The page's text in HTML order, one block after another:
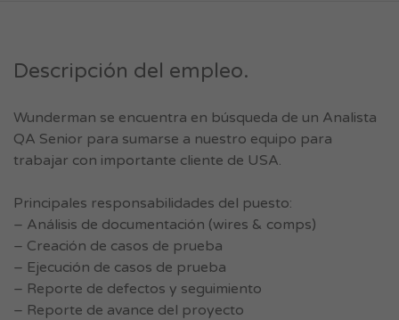
Descripción del empleo.
Wunderman se encuentra en búsqueda de un Analista
QA Senior para sumarse a nuestro equipo para
trabajar con importante cliente de USA.
Principales responsabilidades del puesto:
– Análisis de documentación (wires & comps)
– Creación de casos de prueba
– Ejecución de casos de prueba
– Reporte de defectos y seguimiento
– Reporte de avance del proyecto